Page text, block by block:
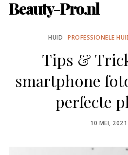
Beauty-Pro.nl
HUID PROFESSIONELE
Tips &
smartphone
perfecte
POSTED
10 MEI, 2021